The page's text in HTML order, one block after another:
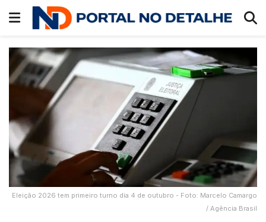
Eleição 2026 tem primeiro turno dia 4 de outubro - Foto: Marcelo Camargo
/ Agência Brasil